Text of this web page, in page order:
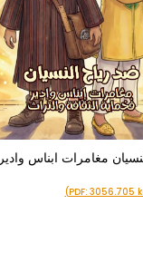
مغامرات ابناس وادير